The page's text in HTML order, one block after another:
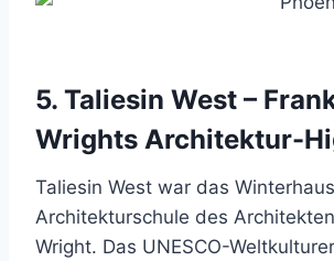
5. Taliesin West –
Wrights Architektur-
Taliesin West war das
Architekturschule des
Wright. Das UNESCO-